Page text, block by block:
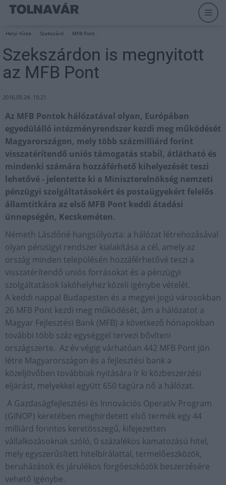
Helyi hírek Szekszárd MFB Pont
Szekszárdon is megnyitott
az MFB Pont
2016.05.24. 15:21
Az MFB Pontok hálózatával olyan, Európában
egyedülálló intézményrendszer kezdi meg működését
Magyarországon, mely több százmilliárd forint
visszatérítendő uniós támogatás stabil, átlátható és
mindenki számára hozzáférhető kihelyezését teszi
lehetővé - jelentette ki a Miniszterelnökség nemzeti
pénzügyi szolgáltatásokért és postaügyekért felelős
államtitkára az első MFB Pont keddi átadási
ünnepségén, Kecskeméten.
Németh Lászlóné hangsúlyozta: a hálózat létrehozásával
olyan pénzügyi rendszer kialakítása a cél, amely az
ország minden településén hozzáférhetővé teszi a
visszatérítendő uniós forrásokat és a pénzügyi
szolgáltatások lakóhelyhez közeli igénybe vételét.
A keddi nappal Budapesten és a megyei jogú városokban
26 MFB Pont kezdi meg működését, ám a hálózatot a
Magyar Fejlesztési Bank (MFB) a következő hónapokban
további több száz egységgel tervezi bővíteni
országszerte. Az év végig várhatóan 442 MFB Pont jön
létre Magyarországon és a fejlesztési bank a
közeljövőben továbbiak nyitására ír ki közbeszerzési
eljárást, melyekkel együtt 650 tagúra nő a hálózat.
A Gazdaságfejlesztési és Innovációs Operatív Program
(GINOP) keretében meghirdetett első termék egy 44
milliárd forintos keretösszegű, kifejezetten
vállalkozásoknak szóló, 0 százalékos kamatozású hitel,
mely egyszerűsített hitelbírálattal, termelőeszközök,
beruházások és járulékos forgóeszközök beszerzésére
vehető igénybe.